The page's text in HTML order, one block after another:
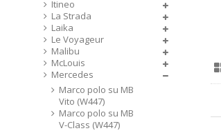
Itineo
La Strada
Laika
Le Voyageur
Malibu
McLouis
Mercedes
Marco polo su MB
Vito (W447)
Marco polo su MB
V-Class (W447)